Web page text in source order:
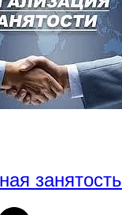
занятость